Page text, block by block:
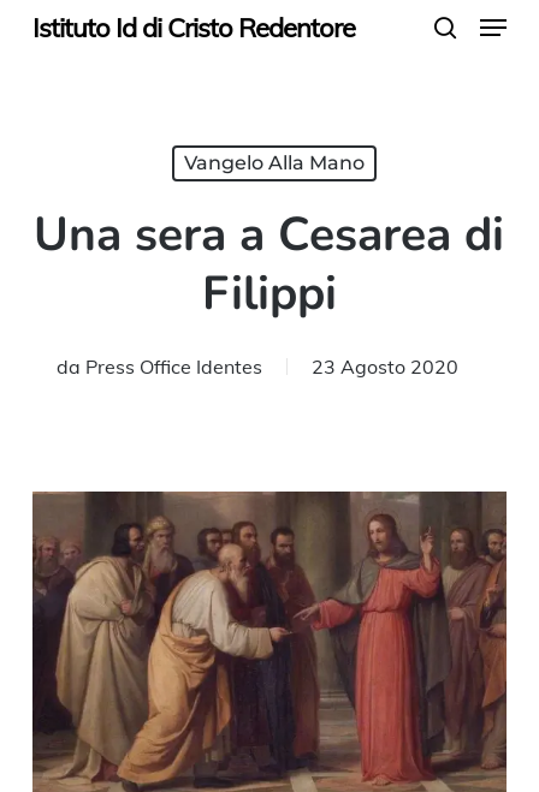
SkipIstituto Id di Cristo Redentore Menu
Vangelo Alla Mano
Una sera a Cesarea di
Filippi
da Press Office Identes 23 Agosto 2020